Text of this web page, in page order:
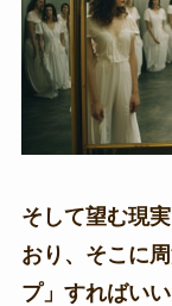
そして望む現
おり、そこに
プ」すればいい